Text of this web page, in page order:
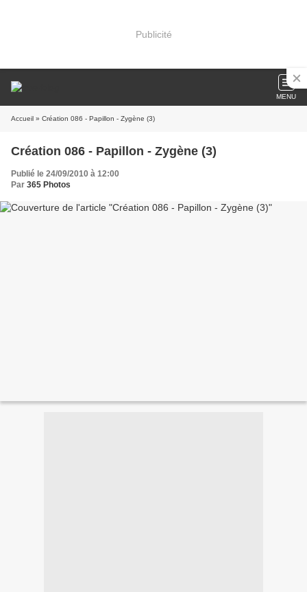
Publicité
MENU
Accueil » Création 086 - Papillon - Zygène (3)
Création 086 - Papillon - Zygène (3)
Publié le 24/09/2010 à 12:00
Par 365 Photos